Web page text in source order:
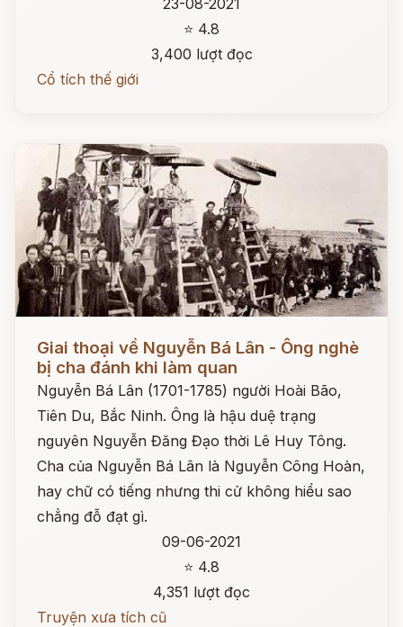
23-08-2021
⭐ 4.8
3,400 lượt đọc
Cổ tích thế giới
Giai thoại về Nguyễn Bá Lân - Ông nghè
bị cha đánh khi làm quan
Nguyễn Bá Lân (1701-1785) người Hoài Bão,
Tiên Du, Bắc Ninh. Ông là hậu duệ trạng
nguyên Nguyễn Đăng Đạo thời Lê Huy Tông.
Cha của Nguyễn Bá Lân là Nguyễn Công Hoàn,
hay chữ có tiếng nhưng thi cử không hiểu sao
chẳng đỗ đạt gì.
09-06-2021
⭐ 4.8
4,351 lượt đọc
Truyện xưa tích cũ